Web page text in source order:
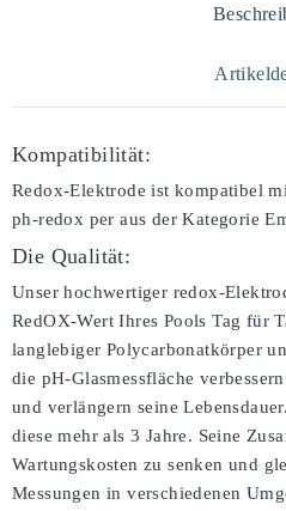
Kompatibilität:
Redox-Elektrode ist kompatibel
ph-redox per aus der Kategorie
Die Qualität:
Unser hochwertiger redox-
RedOX-Wert Ihres Pools Tag für
langlebiger Polycarbonatkörper
die pH-Glasmessfläche
und verlängern seine
diese mehr als 3 Jahre. Seine
Wartungskosten zu senken und
Messungen in verschiedenen